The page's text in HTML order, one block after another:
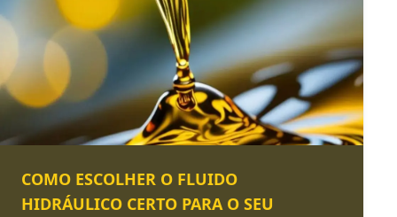
COMO ESCOLHER O FLUIDO
HIDRÁULICO CERTO PARA O SEU